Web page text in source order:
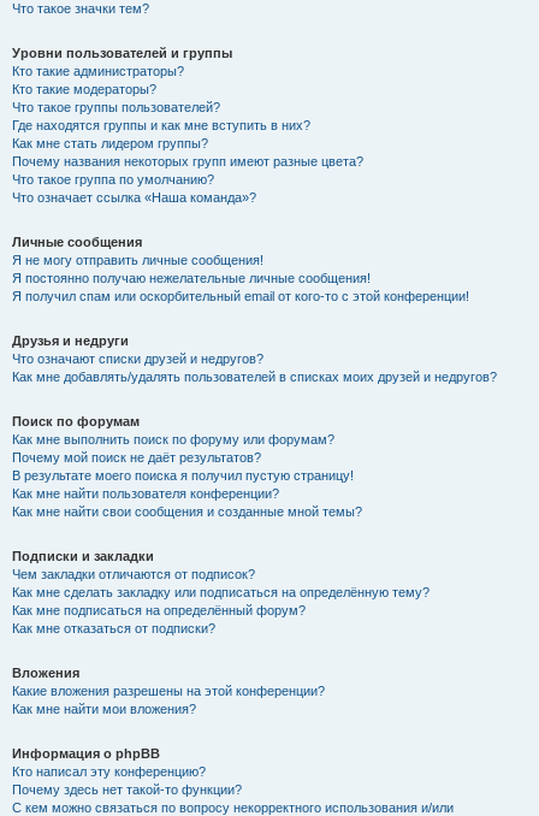
Что такое значки тем?
Уровни пользователей и группы
Кто такие администраторы?
Кто такие модераторы?
Что такое группы пользователей?
Где находятся группы и как мне вступить в них?
Как мне стать лидером группы?
Почему названия некоторых групп имеют разные цвета?
Что такое группа по умолчанию?
Что означает ссылка «Наша команда»?
Личные сообщения
Я не могу отправить личные сообщения!
Я постоянно получаю нежелательные личные сообщения!
Я получил спам или оскорбительный email от кого-то с этой конференции!
Друзья и недруги
Что означают списки друзей и недругов?
Как мне добавлять/удалять пользователей в списках моих друзей и недругов?
Поиск по форумам
Как мне выполнить поиск по форуму или форумам?
Почему мой поиск не даёт результатов?
В результате моего поиска я получил пустую страницу!
Как мне найти пользователя конференции?
Как мне найти свои сообщения и созданные мной темы?
Подписки и закладки
Чем закладки отличаются от подписок?
Как мне сделать закладку или подписаться на определённую тему?
Как мне подписаться на определённый форум?
Как мне отказаться от подписки?
Вложения
Какие вложения разрешены на этой конференции?
Как мне найти мои вложения?
Информация о phpBB
Кто написал эту конференцию?
Почему здесь нет такой-то функции?
С кем можно связаться по вопросу некорректного использования и/или